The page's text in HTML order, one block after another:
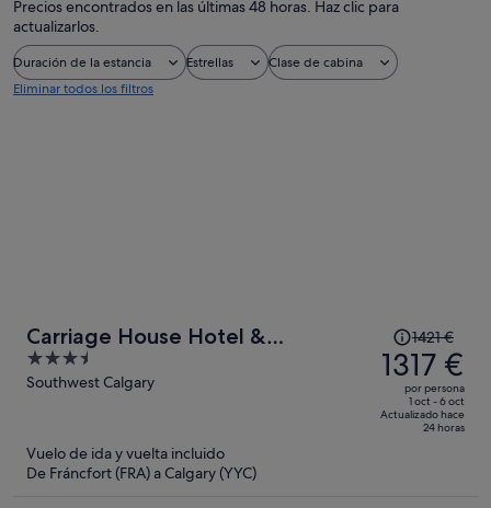
Precios encontrados en las últimas 48 horas. Haz clic para
actualizarlos.
Duración de la estancia Estrellas
Clase de cabina
Eliminar todos los filtros
Carriage House Hotel &
Conference Centre
3.5
out
Southwest Calgary
El
precio
era
1421 €,
1421 €
1317 €
por persona
1 oct - 6 oct
Actualizado hace
24 horas
Vuelo de ida y vuelta incluido
De Fráncfort (FRA) a Calgary (YYC)